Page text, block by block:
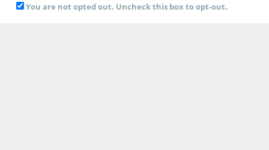
You are not opted out. Uncheck this box to opt-out.